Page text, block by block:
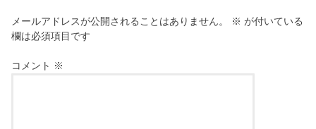
メールアドレスが公開されることはありません。 ※ が付いている
欄は必須項目です
コメント ※